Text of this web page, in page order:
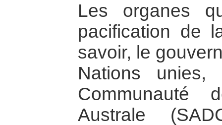
Les organes
pacification de
savoir, le
Nations unies,
Communauté
Australe